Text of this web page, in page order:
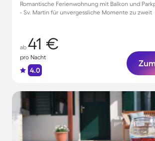
Romantische Ferienwohnung mit Balkon und
- Sv. Martin für unvergessliche Momente zu zweit
ab 41 €
pro Nacht
4.0